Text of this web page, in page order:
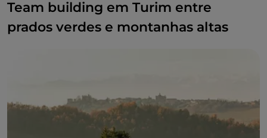
Team building em Turim entre
prados verdes e montanhas altas